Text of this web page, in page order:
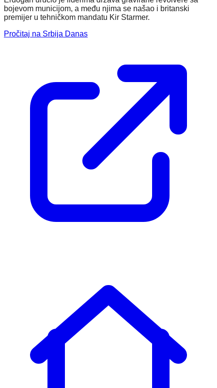
bojevom municijom, a među njima se našao i britanski
premijer u tehničkom mandatu Kir Starmer.
Pročitaj na Srbija Danas